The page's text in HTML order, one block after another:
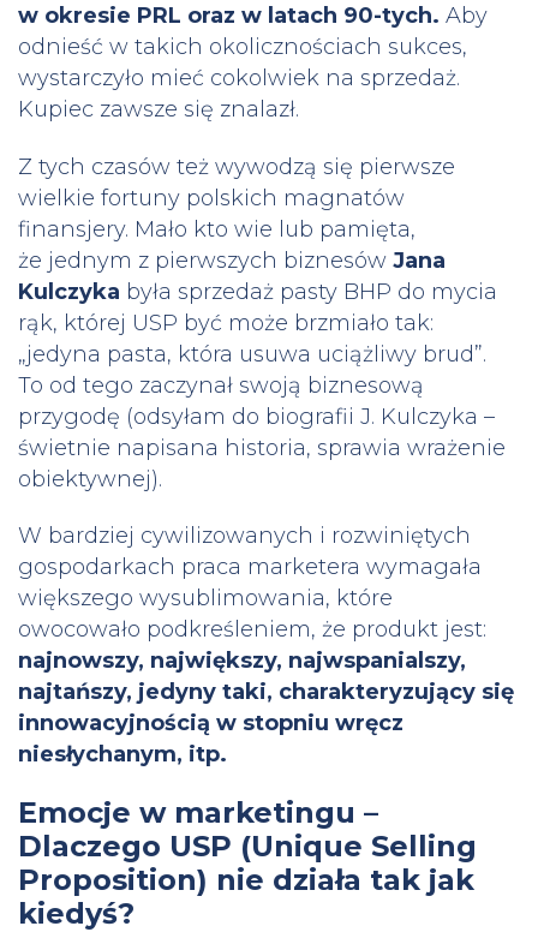
w okresie PRL oraz w latach 90-tych. Aby
odnieść w takich okolicznościach sukces,
wystarczyło mieć cokolwiek na sprzedaż.
Kupiec zawsze się znalazł.
Z tych czasów też wywodzą się pierwsze
wielkie fortuny polskich magnatów
finansjery. Mało kto wie lub pamięta,
że jednym z pierwszych biznesów Jana
Kulczyka była sprzedaż pasty BHP do mycia
rąk, której USP być może brzmiało tak:
„jedyna pasta, która usuwa uciążliwy brud”.
To od tego zaczynał swoją biznesową
przygodę (odsyłam do biografii J. Kulczyka –
świetnie napisana historia, sprawia wrażenie
obiektywnej).
W bardziej cywilizowanych i rozwiniętych
gospodarkach praca marketera wymagała
większego wysublimowania, które
owocowało podkreśleniem, że produkt jest:
najnowszy, największy, najwspanialszy,
najtańszy, jedyny taki, charakteryzujący się
innowacyjnością w stopniu wręcz
niesłychanym, itp.
Emocje w marketingu –
Dlaczego USP (Unique Selling
Proposition) nie działa tak jak
kiedyś?